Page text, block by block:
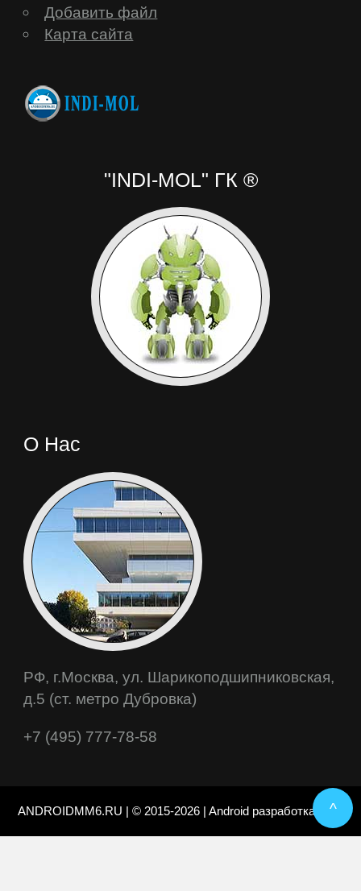
Добавить файл
Карта сайта
"INDI-MOL" ГК ®
О Нас
РФ, г.Москва, ул. Шарикоподшипниковская,
д.5 (ст. метро Дубровка)
+7 (495) 777-78-58
ANDROIDMM6.RU | © 2015-2026 | Android разработка ^